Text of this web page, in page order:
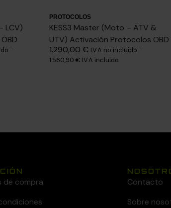
LCV)
-
PROTOCOLOS
KESS3 Master (Moto – ATV &
UTV) Activación Protocolos OBD
1.290,00€ I.V.A no incluido -
1.560,90€ I.V.A incluido
de compra
Contacto
Sobre